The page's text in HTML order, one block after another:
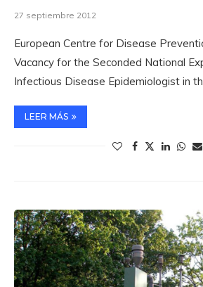
27 septiembre 2012
European Centre for Disease
Vacancy for the Seconded National
Infectious Disease Epidemiologist in
LEER MÁS